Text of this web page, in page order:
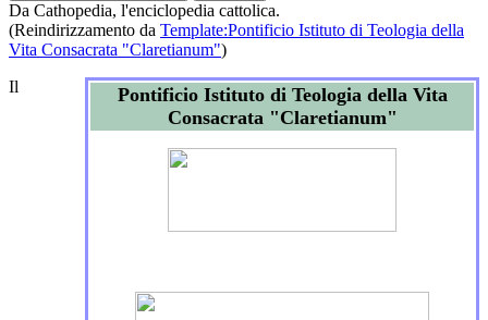
Da Cathopedia, l'enciclopedia cattolica.
(Reindirizzamento da Template:Pontificio Istituto di Teologia della
Vita Consacrata "Claretianum")
Pontificio Istituto di Teologia della Vita
Consacrata "Claretianum"
Il